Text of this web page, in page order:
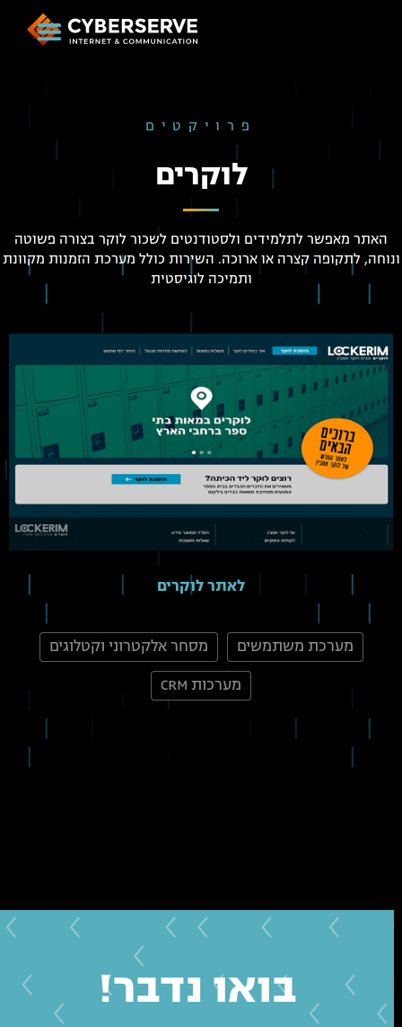
פרויקטים
לוקרים
האתר מאפשר לתלמידים ולסטודנטים לשכור לוקר בצורה פשוטה
ונוחה, לתקופה קצרה או ארוכה. השירות כולל מערכת הזמנות מקוונת
ותמיכה לוגיסטית
לאתר לוקרים
מערכת משתמשים מסחר אלקטרוני וקטלוגים
מערכות CRM
בואו נדבר!